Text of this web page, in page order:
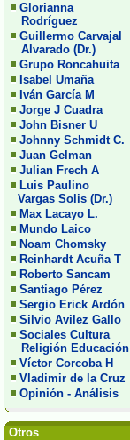
Glorianna
Rodríguez
Guillermo Carvajal
Alvarado (Dr.)
Grupo Roncahuita
Isabel Umaña
Iván García M
Jorge J Cuadra
John Bisner U
Johnny Schmidt C.
Juan Gelman
Julian Frech A
Luis Paulino
Vargas Solis (Dr.)
Max Lacayo L.
Mundo Laico
Noam Chomsky
Reinhardt Acuña T
Roberto Sancam
Santiago Pérez
Sergio Erick Ardón
Silvio Avilez Gallo
Sociales Cultura
Religión Educación
Víctor Corcoba H
Vladimir de la Cruz
Opinión - Análisis
Otros